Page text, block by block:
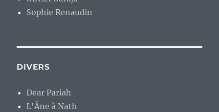
Sophie Renaudin
DIVERS
Dear Pariah
L'Âne à Nath